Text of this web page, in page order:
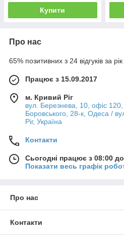
Купити
Про нас
65% позитивних з 24 відгуків за рік
Працює з 15.09.2017
м. Кривий Ріг
вул. Березнева, 10, офіс
Боровського, 28-к, Одеса /
Ріг, Україна
Контакти
Сьогодні працює з 08:00
Показати весь графік
Про нас
Контакти